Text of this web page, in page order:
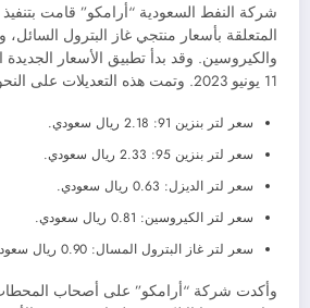
شركة النفط السعودية “أرامكو” قامت بتنفيذ
المتعلقة بأسعار منتجي غاز البترول السائل،
والكيروسين. وقد بدأ تطبيق الأسعار
11 يونيو 2023. وتمت هذه التعديلات على النحو التالي:
سعر لتر بنزين 91: 2.18 ريال سعودي.
سعر لتر بنزين 95: 2.33 ريال سعودي.
سعر لتر الديزل: 0.63 ريال سعودي.
سعر لتر الكيروسين: 0.81 ريال سعودي.
سعر لتر غاز البترول المسال: 0.90 ريال سعودي. كم سعر الغاز المسال.
وأكدت شركة “أرامكو” على أصحاب